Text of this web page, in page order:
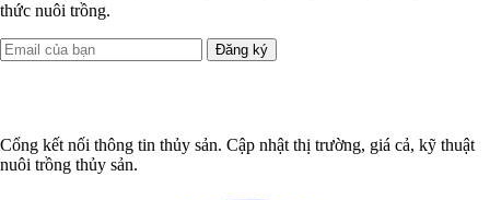
thức nuôi trồng.
Đăng ký
Cổng kết nối thông tin thủy sản. Cập nhật thị trường, giá cả, kỹ thuật
nuôi trồng thủy sản.